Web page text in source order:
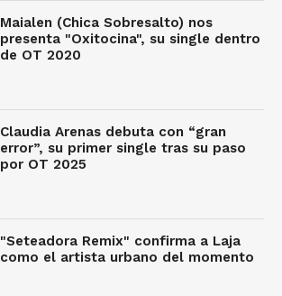
Maialen (Chica Sobresalto) nos
presenta "Oxitocina", su single dentro
de OT 2020
Claudia Arenas debuta con “gran
error”, su primer single tras su paso
por OT 2025
"Seteadora Remix" confirma a Laja
como el artista urbano del momento